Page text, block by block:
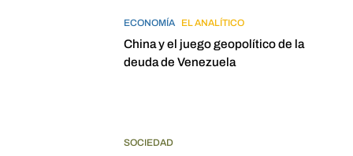
ECONOMÍA EL ANALÍTICO
China y el juego geopolítico de la
deuda de Venezuela
SOCIEDAD